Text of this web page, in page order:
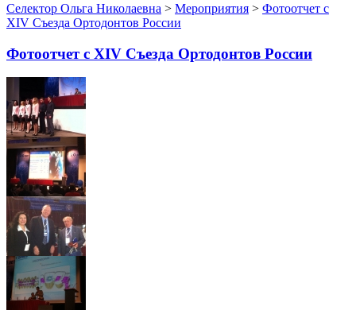
Селектор Ольга Николаевна > Мероприятия > Фотоотчет с
XIV Съезда Ортодонтов России
Фотоотчет с XIV Съезда Ортодонтов России